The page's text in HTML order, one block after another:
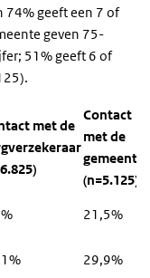
74% geeft een 7 of
geven 75-
51% geeft 6 of
met de
Contact
met de
gemeente
(n=5.125)
21,5%
29,9%